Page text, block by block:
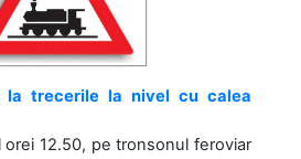
la trecerile la nivel cu calea
orei 12.50, pe tronsonul feroviar